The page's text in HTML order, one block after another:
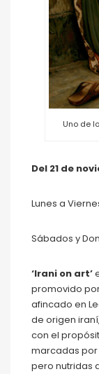
Uno de
Del 21 de
Lunes a
Sábados y
‘Irani on art’
promovido
afincado en
de origen
con el
marcadas por
pero nutridas